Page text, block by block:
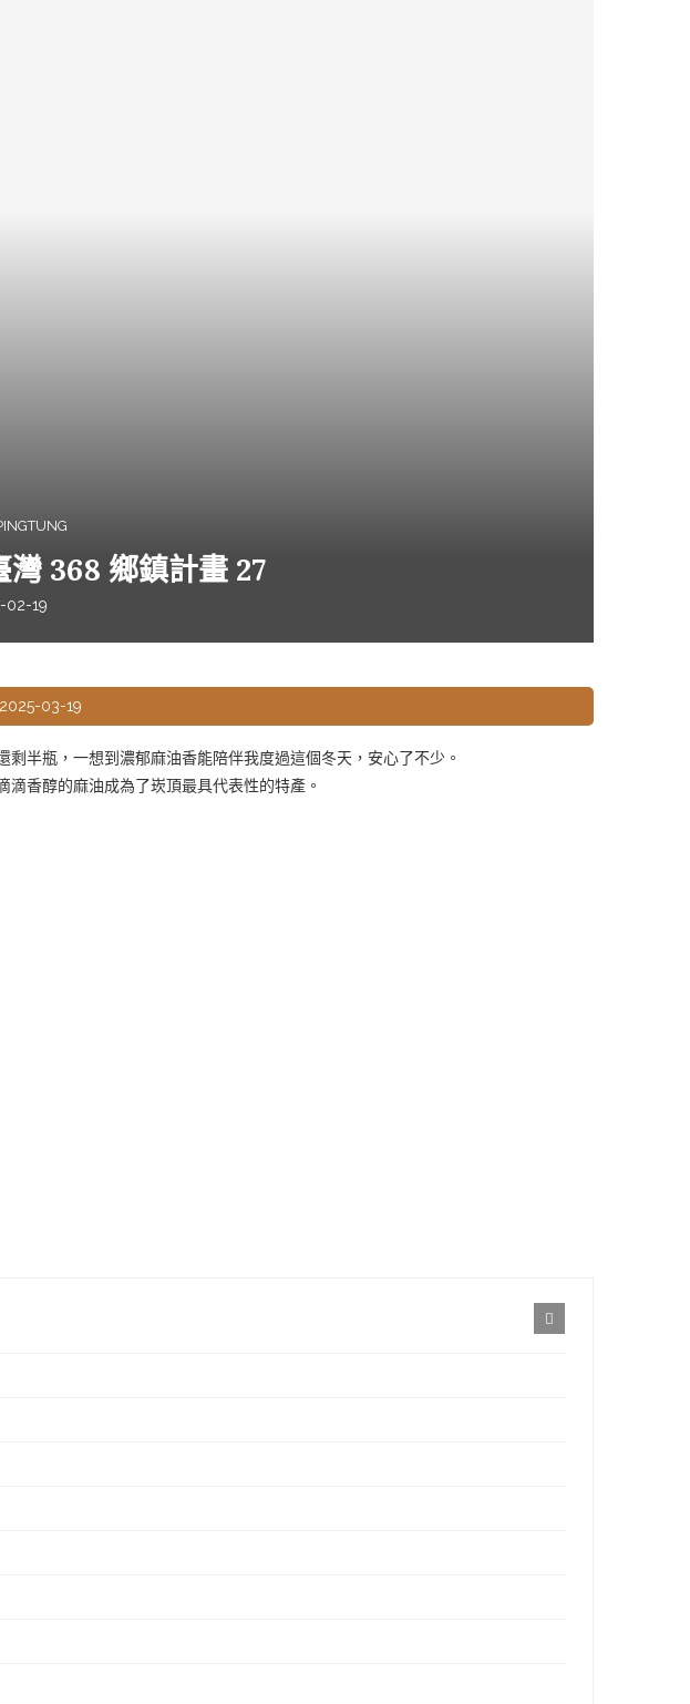
368 鄉鎮計畫 27
02-19
03-19
半瓶，一想到濃郁麻油香能陪伴我度過這個冬天，安心了不少。
香醇的麻油成為了崁頂最具代表性的特產。